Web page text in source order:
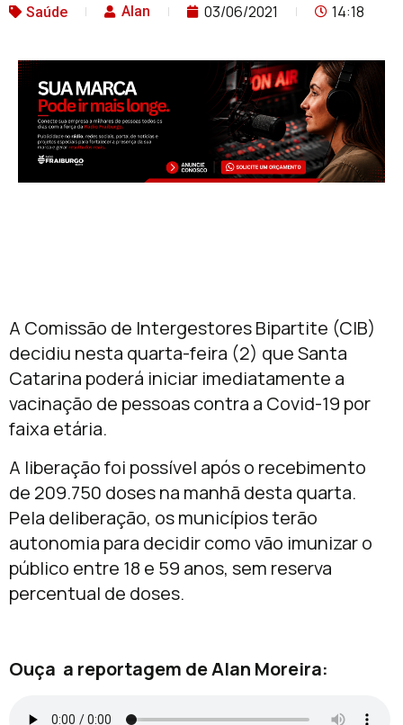
Saúde Alan 03/06/2021 14:18
A Comissão de Intergestores Bipartite (CIB)
decidiu nesta quarta-feira (2) que Santa
Catarina poderá iniciar imediatamente a
vacinação de pessoas contra a Covid-19 por
faixa etária.
A liberação foi possível após o recebimento
de 209.750 doses na manhã desta quarta.
Pela deliberação, os municípios terão
autonomia para decidir como vão imunizar o
público entre 18 e 59 anos, sem reserva
percentual de doses.
Ouça a reportagem de Alan Moreira: